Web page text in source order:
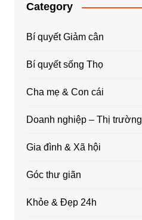
Category
Bí quyết Giảm cân
Bí quyết sống Thọ
Cha mẹ & Con cái
Doanh nghiệp – Thị trường
Gia đình & Xã hội
Góc thư giãn
Khỏe & Đẹp 24h